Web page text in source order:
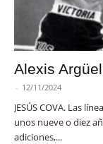
Alexis
- 12/11/2024
JESÚS COVA. Las
unos nueve o diez
adiciones,...